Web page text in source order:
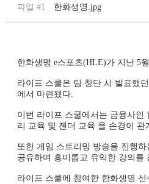
파일 #1 한화생명.jpg
한화생명 e스포츠(HLE)가 지난 5
라이프 스쿨은 팀 창단 시 발표했
에서 마련됐다.
이번 라이프 스쿨에서는 금융사
리 교육 및 젠더 교육 을 손경이
또한 게임 스트리밍 방송을 진행
공유하며 흥미롭고 유익한 강의를
라이프 스쿨에 참여한 한화생명